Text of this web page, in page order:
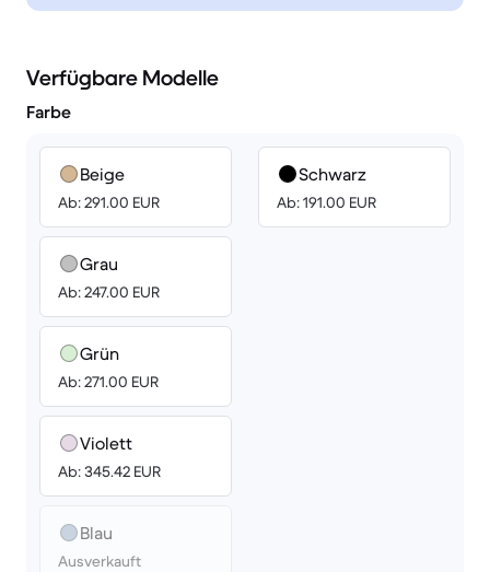
Verfügbare Modelle
Farbe
Beige
Ab: 291.00 EUR
Grau
Ab: 247.00 EUR
Grün
Ab: 271.00 EUR
Violett
Ab: 345.42 EUR
Blau
Ausverkauft
Schwarz
Ab: 191.00 EUR